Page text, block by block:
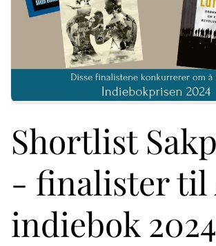
Shortlist
- finalister til
indiebok 2024